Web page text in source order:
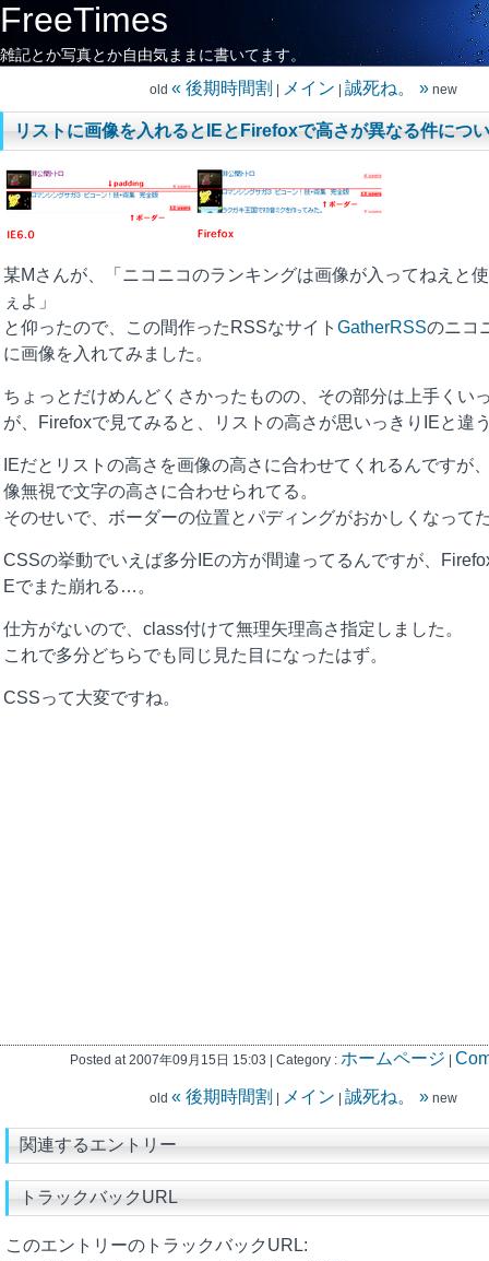
FreeTimes
雑記とか写真とか自由気ままに書いてます。
old « 後期時間割 メイン 誠死ね。 »new
リストに画像を入れるとIEとFirefoxで高さが異なる件につ
某Mさんが、「ニコニコのランキングは画像が入ってねえと
ぇよ」
と仰ったので、この間作ったRSSなサイト GatherRSSのニコ
に画像を入れてみました。
ちょっとだけめんどくさかったものの、その部分は上手くい
が、Firefoxで見てみると、リストの高さが思いっきりIEと違
IEだとリストの高さを画像の高さに合わせてくれるんですが
像無視で文字の高さに合わせられてる。
そのせいで、ボーダーの位置とパディングがおかしくなって
CSSの挙動でいえば多分IEの方が間違ってるんですが、
Eでまた崩れる…。
仕方がないので、class付けて無理矢理高さ指定しました。
これで多分どちらでも同じ見た目になったはず。
CSSって大変ですね。
Posted at 2007年09月15日 15:03 | Category : ホームページ
old « 後期時間割 メイン 誠死ね。 »new
関連するエントリー
トラックバックURL
このエントリーのトラックバックURL: